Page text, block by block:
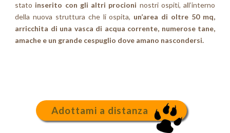
stato inserito con gli altri procioni nostri ospiti, all’interno
della nuova struttura che li ospita, un’area di oltre 50 mq,
arricchita di una vasca di acqua corrente, numerose tane,
amache e un grande cespuglio dove amano nascondersi.
Adottami a distanza